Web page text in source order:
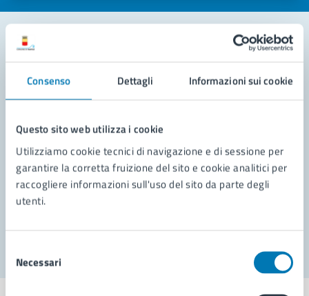
Consenso Dettagli Informazioni sui cookie
Questo sito web utilizza i cookie
Utilizziamo cookie tecnici di navigazione e di sessione per
garantire la corretta fruizione del sito e cookie analitici per
raccogliere informazioni sull'uso del sito da parte degli
utenti.
delNecessari
Leggi le domande frequenti
Richiedi assistenza
Prenota appuntamento
Problemi in città